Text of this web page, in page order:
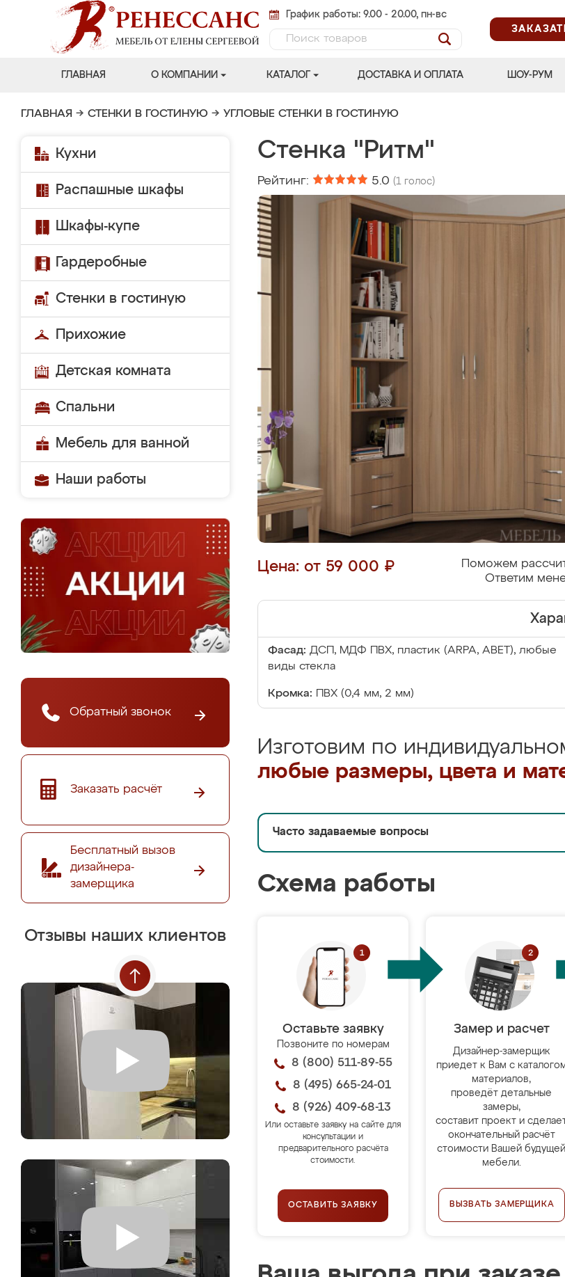
График работы: 9.00 - 20.00, пн-вс
ГЛАВНАЯ О КОМПАНИИ КАТАЛОГ ДОСТАВКА И ОПЛАТА ШОУ-РУМ
ГЛАВНАЯ → СТЕНКИ В ГОСТИНУЮ → УГЛОВЫЕ СТЕНКИ В ГОСТИНУЮ
Кухни
Распашные шкафы
Шкафы-купе
Гардеробные
Стенки в гостиную
Прихожие
Детская комната
Спальни
Мебель для ванной
Наши работы
Обратный звонок
Заказать расчёт
Бесплатный вызов
дизайнера-
замерщика
Отзывы наших клиентов
Стенка "Ритм"
Рейтинг: 5.0 (1 голос)
Цена: от 59 000 ₽
Поможем
Ответим
Фасад: ДСП, МДФ ПВХ, пластик (ARPA, ABET), любые
виды стекла
Кромка: ПВХ (0,4 мм, 2 мм)
Изготовим по
любые размеры, цвета и
Часто задаваемые вопросы
Схема работы
Оставьте заявку
Позвоните по номерам
8 (800) 511-89-55
8 (495) 665-24-01
8 (926) 409-68-13
Или оставьте заявку на сайте для
консультации и
предварительного расчёта
стоимости.
ОСТАВИТЬ ЗАЯВКУ
Замер и расчет
Дизайнер-замерщик
приедет к Вам с
материалов,
проведёт детальные
замеры,
составит проект и
окончательный расчёт
стоимости Вашей будущей
мебели.
ВЫЗВАТЬ ЗАМЕРЩИКА